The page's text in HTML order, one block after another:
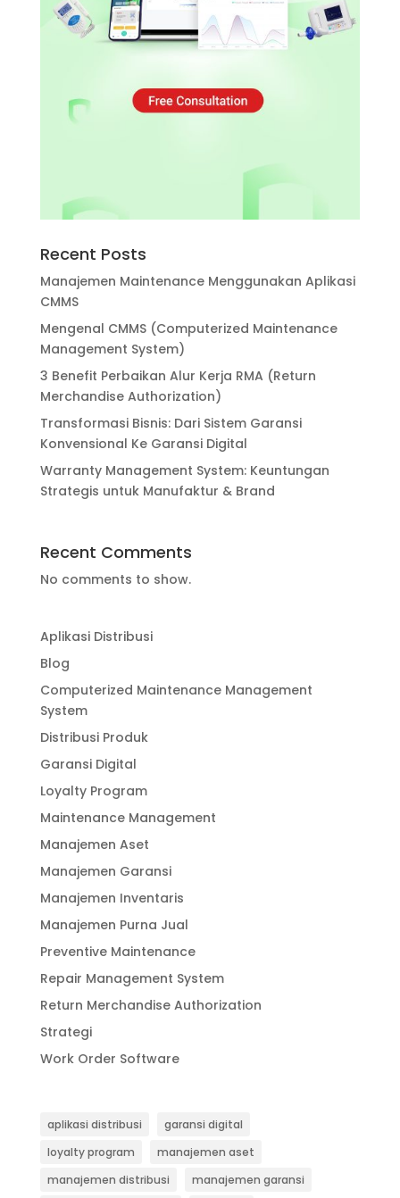
Recent Posts
Manajemen Maintenance Menggunakan Aplikasi
CMMS
Mengenal CMMS (Computerized Maintenance
Management System)
3 Benefit Perbaikan Alur Kerja RMA (Return
Merchandise Authorization)
Transformasi Bisnis: Dari Sistem Garansi
Konvensional Ke Garansi Digital
Warranty Management System: Keuntungan
Strategis untuk Manufaktur & Brand
Recent Comments
No comments to show.
Aplikasi Distribusi
Blog
Computerized Maintenance Management
System
Distribusi Produk
Garansi Digital
Loyalty Program
Maintenance Management
Manajemen Aset
Manajemen Garansi
Manajemen Inventaris
Manajemen Purna Jual
Preventive Maintenance
Repair Management System
Return Merchandise Authorization
Strategi
Work Order Software
aplikasi distribusi
garansi digital
loyalty program
manajemen aset
manajemen distribusi
manajemen garansi